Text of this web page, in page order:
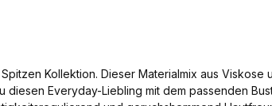
Kollektion. Dieser Materialmix aus
Everyday-Liebling mit dem passenden